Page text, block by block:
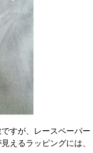
すが、レースペーパー
えるラッピングには、